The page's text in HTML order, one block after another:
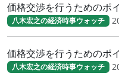
価格交渉を行うためのポ
八木宏之の経済時事ウォッチ
価格交渉を行うためのポ
八木宏之の経済時事ウォッチ